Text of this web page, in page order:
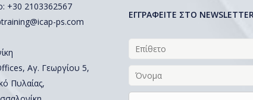
+30 2103362567
ps.com
Αγ. Γεωργίου 5,
Πυλαίας,
EΓΓΡΑΦΕΙΤΕ ΣΤΟ